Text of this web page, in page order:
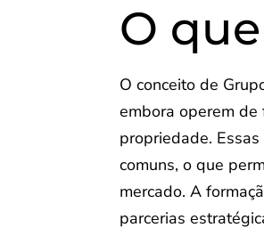
O
O conceito de
embora operem
propriedade.
comuns, o que
mercado. A
parcerias